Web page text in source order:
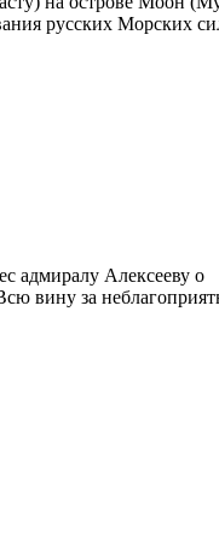
русских Морских
адмиралу Алексееву о
вину за